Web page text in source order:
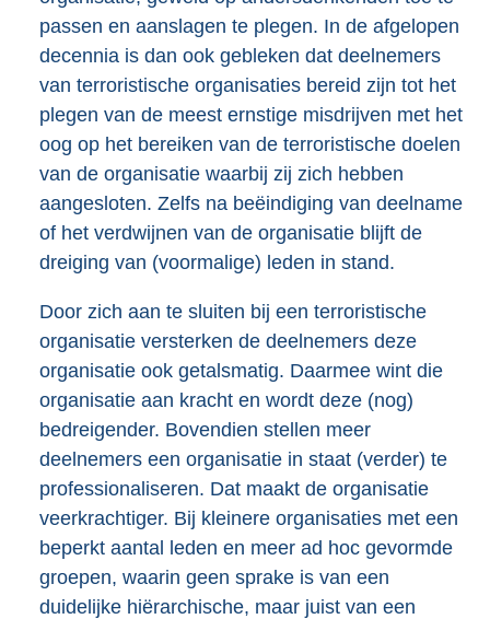
passen en aanslagen te plegen. In de afgelopen
decennia is dan ook gebleken dat deelnemers
van terroristische organisaties bereid zijn tot het
plegen van de meest ernstige misdrijven met het
oog op het bereiken van de terroristische doelen
van de organisatie waarbij zij zich hebben
aangesloten. Zelfs na beëindiging van deelname
of het verdwijnen van de organisatie blijft de
dreiging van (voormalige) leden in stand.
Door zich aan te sluiten bij een terroristische
organisatie versterken de deelnemers deze
organisatie ook getalsmatig. Daarmee wint die
organisatie aan kracht en wordt deze (nog)
bedreigender. Bovendien stellen meer
deelnemers een organisatie in staat (verder) te
professionaliseren. Dat maakt de organisatie
veerkrachtiger. Bij kleinere organisaties met een
beperkt aantal leden en meer ad hoc gevormde
groepen, waarin geen sprake is van een
duidelijke hiërarchische, maar juist van een